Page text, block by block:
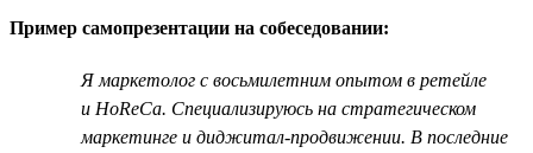
Пример самопрезентации на собеседовании:
Я маркетолог с восьмилетним опытом в ретейле
и HoReCa. Специализируюсь на стратегическом
маркетинге и диджитал-продвижении. В последние